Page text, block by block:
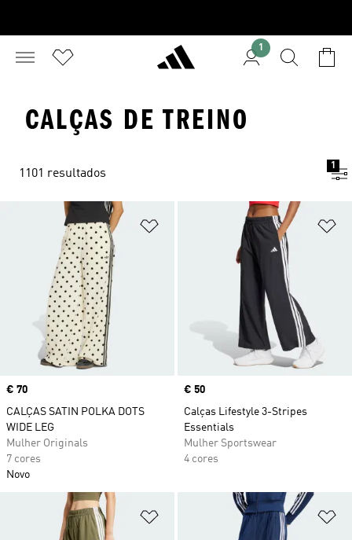
1
CALÇAS DE TREINO
1101 resultados
1
Adicionar à Lista de Desejos
Price
€ 70
CALÇAS SATIN POLKA DOTS
WIDE LEG
Mulher Originals
7 cores
Novo
Price
€ 50
Calças Lifestyle 3-Stripes
Essentials
Mulher Sportswear
4 cores
Adicionar à Lista de Desejos